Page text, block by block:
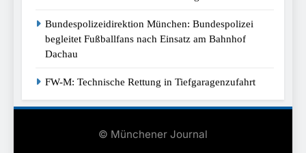
Bundespolizeidirektion München: Bundespolizei
begleitet Fußballfans nach Einsatz am Bahnhof
Dachau
FW-M: Technische Rettung in Tiefgaragenzufahrt
© Münchener Journal